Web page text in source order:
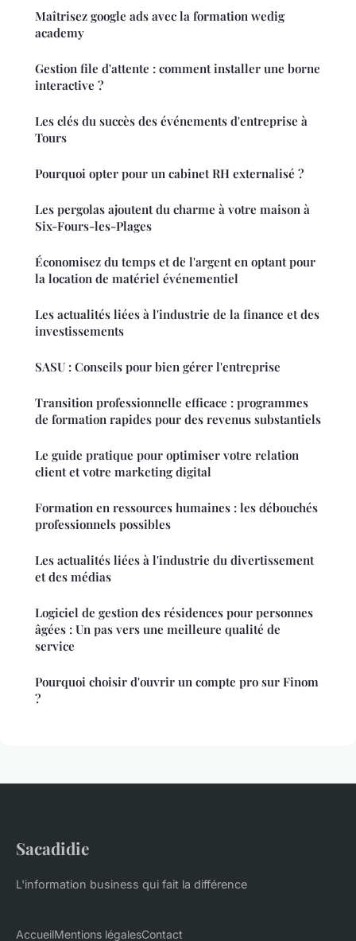
Maîtrisez google ads avec la formation wedig
academy
Gestion file d'attente : comment installer une borne
interactive ?
Les clés du succès des événements d'entreprise à
Tours
Pourquoi opter pour un cabinet RH externalisé ?
Les pergolas ajoutent du charme à votre maison à
Six-Fours-les-Plages
Économisez du temps et de l'argent en optant pour
la location de matériel événementiel
Les actualités liées à l'industrie de la finance et des
investissements
SASU : Conseils pour bien gérer l'entreprise
Transition professionnelle efficace : programmes
de formation rapides pour des revenus substantiels
Le guide pratique pour optimiser votre relation
client et votre marketing digital
Formation en ressources humaines : les débouchés
professionnels possibles
Les actualités liées à l'industrie du divertissement
et des médias
Logiciel de gestion des résidences pour personnes
âgées : Un pas vers une meilleure qualité de
service
Pourquoi choisir d'ouvrir un compte pro sur Finom
?
Sacadidie
L'information business qui fait la différence
AccueilMentions légalesContact